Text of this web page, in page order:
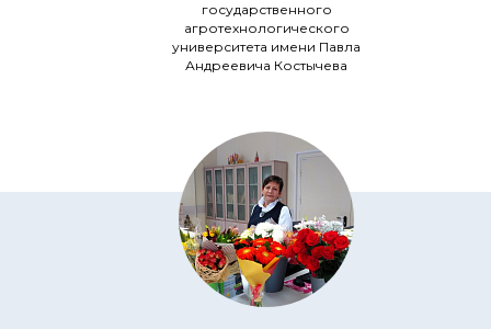
государственного
агротехнологического
университета имени Павла
Андреевича Костычева